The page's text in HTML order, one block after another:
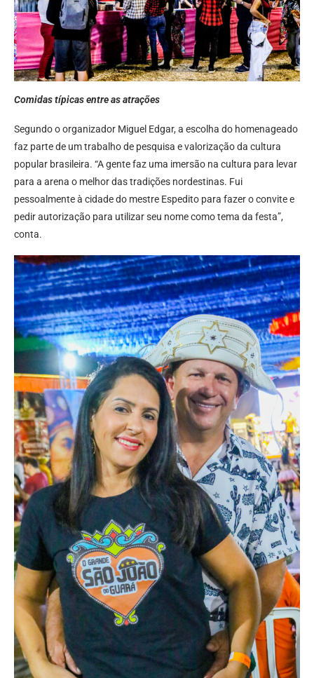
Comidas típicas entre as atrações
Segundo o organizador Miguel Edgar, a escolha do homenageado
faz parte de um trabalho de pesquisa e valorização da cultura
popular brasileira. “A gente faz uma imersão na cultura para levar
para a arena o melhor das tradições nordestinas. Fui
pessoalmente à cidade do mestre Espedito para fazer o convite e
pedir autorização para utilizar seu nome como tema da festa”,
conta.